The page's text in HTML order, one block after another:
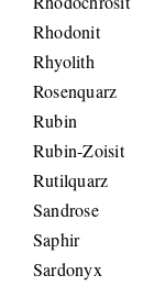
Rhodonit
Rhyolith
Rosenquarz
Rubin
Rubin-Zoisit
Rutilquarz
Sandrose
Saphir
Sardonyx